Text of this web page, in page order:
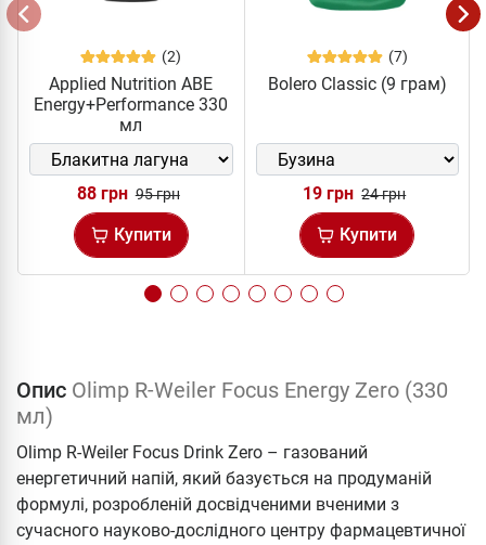
(2)
Applied Nutrition ABE
Energy+Performance 330
мл
88 грн 95 грн
Купити
(7)
Bolero Classic (9 грам)
19 грн 24 грн
Купити
Опис Olimp R-Weiler Focus Energy Zero (330
мл)
Olimp R-Weiler Focus Drink Zero – газований
енергетичний напій, який базується на продуманій
формулі, розробленій досвідченими вченими з
сучасного науково-дослідного центру фармацевтичної